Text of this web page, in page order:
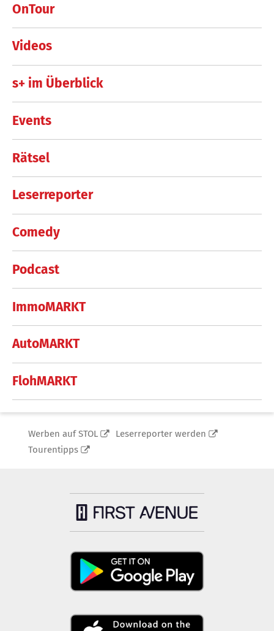
OnTour
Videos
s+ im Überblick
Events
Rätsel
Leserreporter
Comedy
Podcast
ImmoMARKT
AutoMARKT
FlohMARKT
Werben auf STOL
Leserreporter werden
Tourentipps